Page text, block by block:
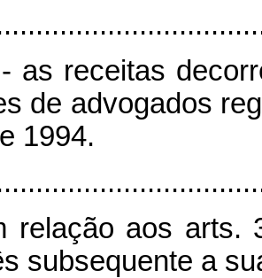
as receitas
de advogados
1994.
relação aos arts.
subsequente a